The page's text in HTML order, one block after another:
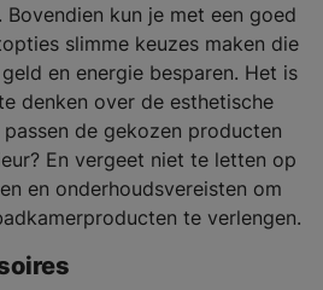
kun je met een goed
slimme keuzes maken die
en energie besparen. Het is
denken over de esthetische
de gekozen producten
En vergeet niet te letten op
en onderhoudsvereisten om
te verlengen.